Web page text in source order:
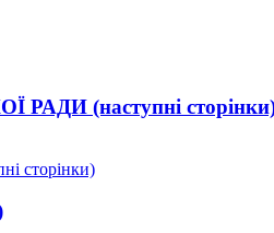
(наступні